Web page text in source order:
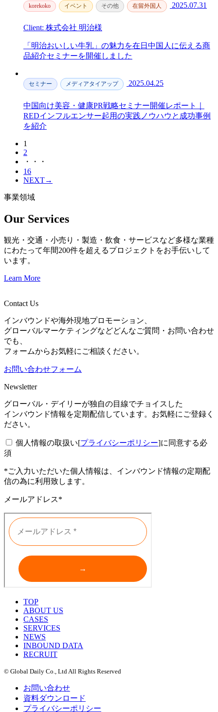
korekoko イベント その他 在留外国人 2025.07.31
Client: 株式会社 明治様
「明治おいしい牛乳」の魅力を在日中国人に伝える商
品紹介セミナーを開催しました
セミナー メディアタイアップ 2025.04.25
中国向け美容・健康PR戦略セミナー開催レポート｜
REDインフルエンサー起用の実践ノウハウと成功事例
を紹介
1
2
・・・
16
NEXT→
事業領域
Our Services
観光・交通・小売り・製造・飲食・サービスなど多様な業種
にわたって年間200件を超えるプロジェクトをお手伝いして
います。
Learn More
Contact Us
インバウンドや海外現地プロモーション、
グローバルマーケティングなどどんなご質問・お問い合わせ
でも、
フォームからお気軽にご相談ください。
お問い合わせフォーム
Newsletter
グローバル・デイリーが独自の目線でチョイスした
インバウンド情報を定期配信しています。お気軽にご登録く
ださい。
個人情報の取扱い[プライバシーポリシー]に同意する必
須
*ご入力いただいた個人情報は、インバウンド情報の定期配
信の為に利用致します。
メールアドレス*
TOP
ABOUT US
CASES
SERVICES
NEWS
INBOUND DATA
RECRUIT
© Global Daily Co., Ltd All Rights Reserved
お問い合わせ
資料ダウンロード
プライバシーポリシー